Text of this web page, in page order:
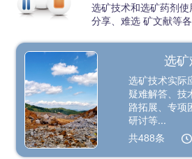
选矿技术和选矿药剂
分享、难选 矿文献等
选矿
选矿技术实际
疑难解答、技
路拓展、专项
研讨等...
共488条